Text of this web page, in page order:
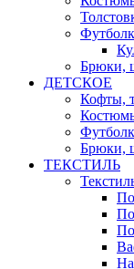
Брюки,
ДЕТСКОЕ
Кофты,
Брюки,
ТЕКСТИЛЬ